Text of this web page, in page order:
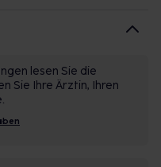
lesen Sie die
Sie Ihre Ärztin, Ihren